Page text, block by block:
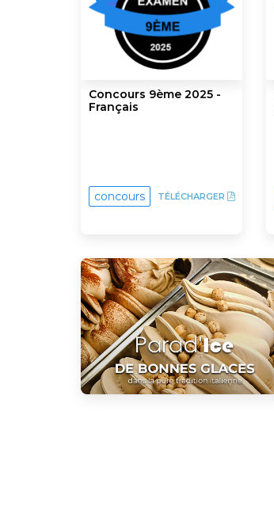
Concours 9ème 2025 -
Français
concours TÉLÉCHARGER